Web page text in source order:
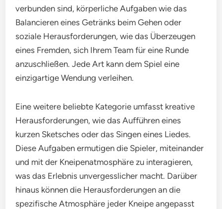
verbunden sind, körperliche Aufgaben wie das
Balancieren eines Getränks beim Gehen oder
soziale Herausforderungen, wie das Überzeugen
eines Fremden, sich Ihrem Team für eine Runde
anzuschließen. Jede Art kann dem Spiel eine
einzigartige Wendung verleihen.
Eine weitere beliebte Kategorie umfasst kreative
Herausforderungen, wie das Aufführen eines
kurzen Sketsches oder das Singen eines Liedes.
Diese Aufgaben ermutigen die Spieler, miteinander
und mit der Kneipenatmosphäre zu interagieren,
was das Erlebnis unvergesslicher macht. Darüber
hinaus können die Herausforderungen an die
spezifische Atmosphäre jeder Kneipe angepasst